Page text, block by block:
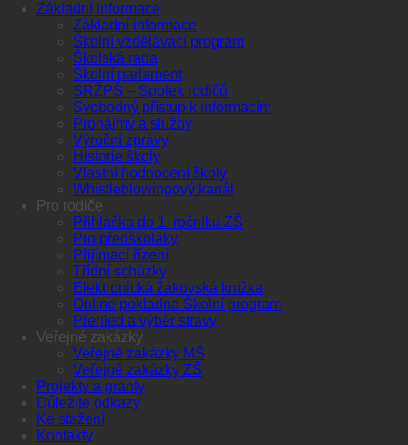
Základní informace
Základní informace
Školní vzdělávací program
Školská rada
Školní parlament
SRŽPŠ – Spolek rodičů
Svobodný přístup k informacím
Pronájmy a služby
Výroční zprávy
Historie školy
Vlastní hodnocení školy
Whistleblowingový kanál
Pro rodiče
Přihláška do 1. ročníku ZŠ
Pro předškoláky
Přijímací řízení
Třídní schůzky
Elektronická žákovská knížka
Online pokladna Školní program
Přehled a výběr stravy
Veřejné zakázky
Veřejné zakázky MŠ
Veřejné zakázky ZŠ
Projekty a granty
Důležité odkazy
Ke stažení
Kontakty